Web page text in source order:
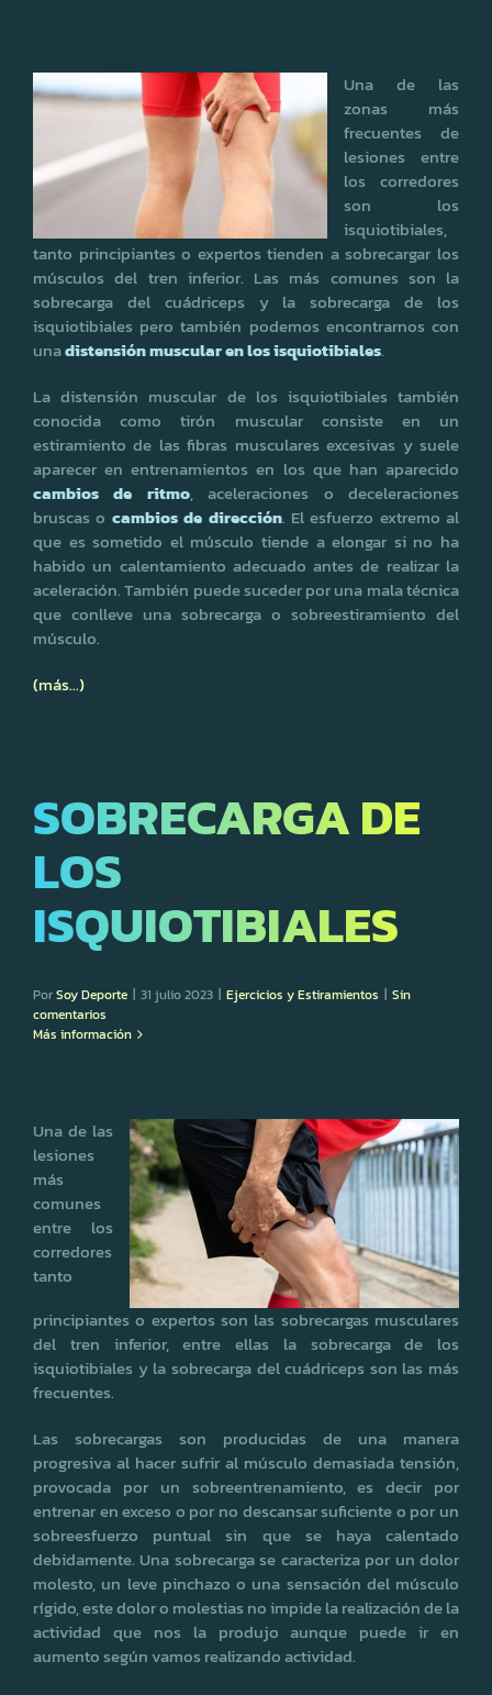
Una de las
zonas más
frecuentes de
lesiones entre
los corredores
son los
isquiotibiales,
tanto principiantes o expertos tienden a sobrecargar los
músculos del tren inferior. Las más comunes son la
sobrecarga del cuádriceps y la sobrecarga de los
isquiotibiales pero también podemos encontrarnos con
unadistensión muscular en los isquiotibiales.
La distensión muscular de los isquiotibiales también
conocida como tirón muscular consiste en un
estiramiento de las fibras musculares excesivas y suele
aparecer en entrenamientos en los que han aparecido
cambios de ritmo, aceleraciones o deceleraciones
bruscas o cambios de dirección. El esfuerzo extremo al
que es sometido el músculo tiende a elongar si no ha
habido un calentamiento adecuado antes de realizar la
aceleración. También puede suceder por una mala técnica
que conlleve una sobrecarga o sobreestiramiento del
músculo.
(más…)
SOBRECARGA DE
LOS
ISQUIOTIBIALES
PorSoy Deporte 31 julio 2023 Ejercicios y Estiramientos
Sin
comentarios
Más información
Una de las
lesiones
más
comunes
entre los
corredores
tanto
principiantes o expertos son las sobrecargas musculares
del tren inferior, entre ellas la sobrecarga de los
isquiotibiales y la sobrecarga del cuádriceps son las más
frecuentes.
Las sobrecargas son producidas de una manera
progresiva al hacer sufrir al músculo demasiada tensión,
provocada por un sobreentrenamiento, es decir por
entrenar en exceso o por no descansar suficiente o por un
sobreesfuerzo puntual sin que se haya calentado
debidamente. Una sobrecarga se caracteriza por un dolor
molesto, un leve pinchazo o una sensación del músculo
rígido, este dolor o molestias no impide la realización de la
actividad que nos la produjo aunque puede ir en
aumento según vamos realizando actividad.